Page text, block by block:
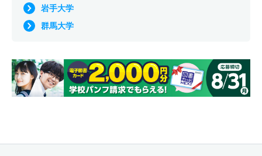
岩手大学
群馬大学